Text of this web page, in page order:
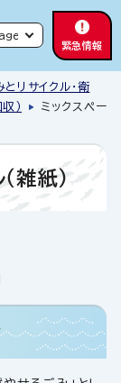
緊急情報
とリサイクル・衛
）
ミックスペー
雑紙）